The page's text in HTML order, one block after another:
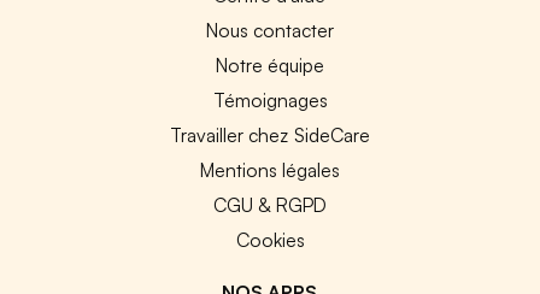
Nous contacter
Notre équipe
Témoignages
Travailler chez SideCare
Mentions légales
CGU & RGPD
Cookies